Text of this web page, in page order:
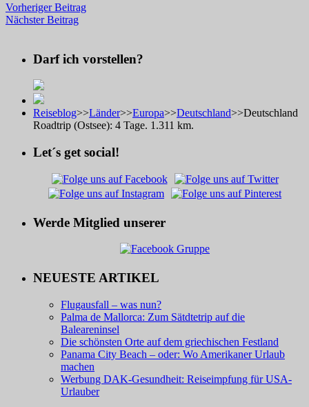
Vorheriger Beitrag
Nächster Beitrag
Darf ich vorstellen?
Reiseblog>>Länder>>Europa>>Deutschland>>Deutschland
Roadtrip (Ostsee): 4 Tage. 1.311 km.
Let´s get social!
Werde Mitglied unserer
NEUESTE ARTIKEL
Flugausfall – was nun?
Palma de Mallorca: Zum Sätdtetrip auf die
Baleareninsel
Die schönsten Orte auf dem griechischen Festland
Panama City Beach – oder: Wo Amerikaner Urlaub
machen
Werbung DAK-Gesundheit: Reiseimpfung für USA-
Urlauber